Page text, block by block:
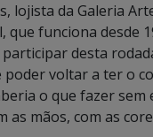
lojista da Galeria
que funciona desde
desta
poder voltar a ter o
o que fazer
as mãos, com as